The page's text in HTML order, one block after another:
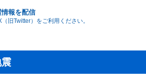
報を配信
旧Twitter）をご利用ください。
震